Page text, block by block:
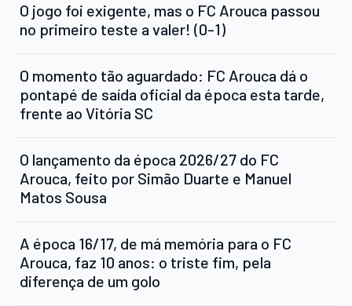
O jogo foi exigente, mas o FC Arouca passou
no primeiro teste a valer! (0-1)
O momento tão aguardado: FC Arouca dá o
pontapé de saída oficial da época esta tarde,
frente ao Vitória SC
O lançamento da época 2026/27 do FC
Arouca, feito por Simão Duarte e Manuel
Matos Sousa
A época 16/17, de má memória para o FC
Arouca, faz 10 anos: o triste fim, pela
diferença de um golo